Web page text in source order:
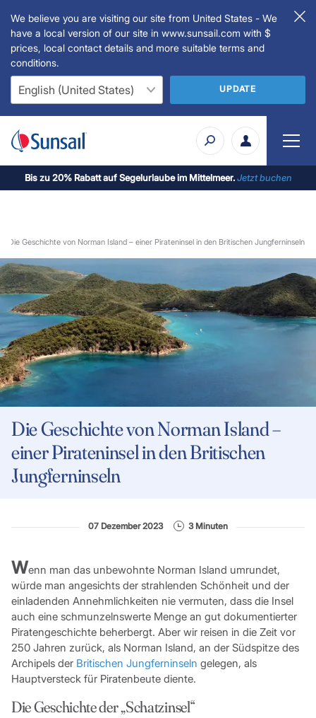
We believe you are visiting our site from United States - We
have a local version of our site in www.sunsail.com with $
prices, local contact details and more suitable terms and
conditions.
UPDATE
Bis zu 20% Rabatt auf Segelurlaube im Mittelmeer.Jetzt buchen
Die Geschichte von Norman Island – einer Pirateninsel in den Britischen Jungferninseln
Die Geschichte von Norman Island –
einer Pirateninsel in den Britischen
Jungferninseln
07 Dezember 2023 3 Minuten
Wenn man das unbewohnte Norman Island umrundet,
würde man angesichts der strahlenden Schönheit und der
einladenden Annehmlichkeiten nie vermuten, dass die Insel
auch eine schmunzelnswerte Menge an gut dokumentierter
Piratengeschichte beherbergt. Aber wir reisen in die Zeit vor
250 Jahren zurück, als Norman Island, an der Südspitze des
Archipels der Britischen Jungferninseln gelegen, als
Hauptversteck für Piratenbeute diente.
Die Geschichte der „Schatzinsel“